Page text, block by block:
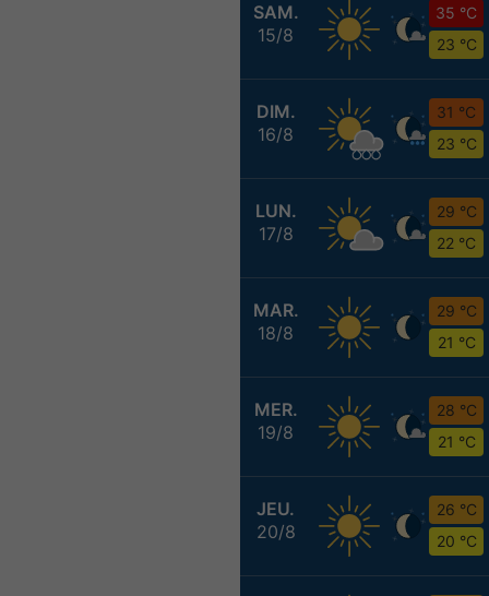
SAM.
15/8
35 °C
23 °C
DIM.
16/8
31 °C
23 °C
LUN.
17/8
29 °C
22 °C
MAR.
18/8
29 °C
21 °C
MER.
19/8
28 °C
21 °C
JEU.
20/8
26 °C
20 °C